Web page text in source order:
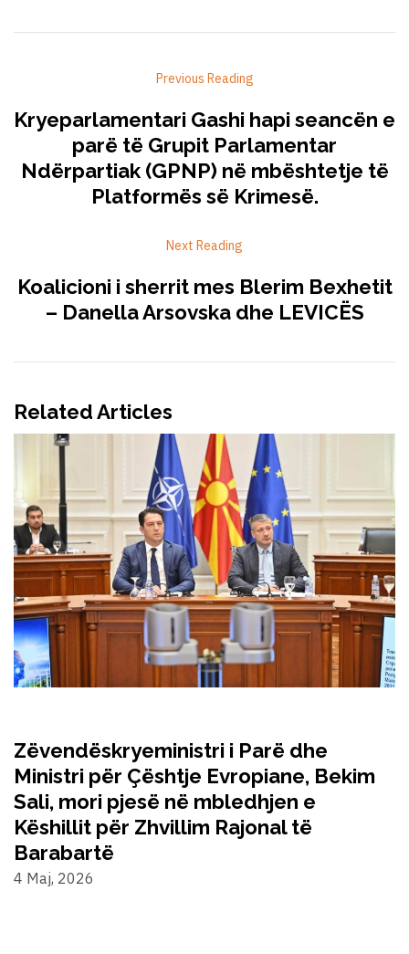
Previous Reading
Kryeparlamentari Gashi hapi seancën e
parë të Grupit Parlamentar
Ndërpartiak (GPNP) në mbështetje të
Platformës së Krimesë.
Next Reading
Koalicioni i sherrit mes Blerim Bexhetit
– Danella Arsovska dhe LEVICËS
Related Articles
Zëvendëskryeministri i Parë dhe
Ministri për Çështje Evropiane, Bekim
Sali, mori pjesë në mbledhjen e
Këshillit për Zhvillim Rajonal të
Barabartë
4 Maj, 2026